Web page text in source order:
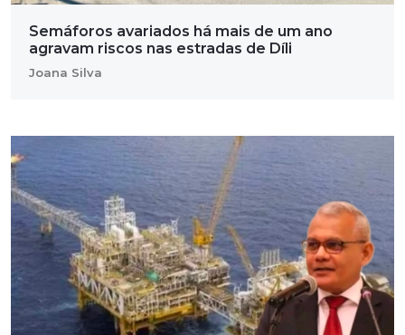
Semáforos avariados há mais de um ano
agravam riscos nas estradas de Díli
Joana Silva